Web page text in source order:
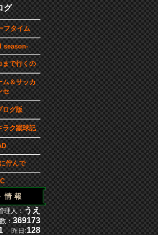
グ
フタイム
season-
まで行くの
ム＆サッカ
セ
ログ版
ラク蹴球記
佇んで
情報
理人：うえ
：369173
昨日:128